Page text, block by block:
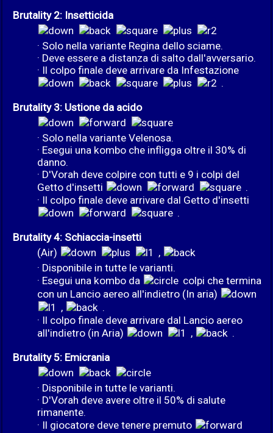
Brutality 2: Insetticida
· Solo nella variante Regina dello sciame.
· Deve essere a distanza di salto dall'avversario.
· Il colpo finale deve arrivare da Infestazione
.
Brutality 3: Ustione da acido
· Solo nella variante Velenosa.
· Esegui una kombo che infligga oltre il 30% di
danno.
· D'Vorah deve colpire con tutti e 9 i colpi del
Getto d'insetti
.
· Il colpo finale deve arrivare dal Getto d'insetti
.
Brutality 4: Schiaccia-insetti
(Air)
,
· Disponibile in tutte le varianti.
· Esegui una kombo da
colpi che termina
con un Lancio aereo all'indietro (In aria)
,
.
· Il colpo finale deve arrivare dal Lancio aereo
all'indietro (in Aria)
,
.
Brutality 5: Emicrania
· Disponibile in tutte le varianti.
· D'Vorah deve avere oltre il 50% di salute
rimanente.
· Il giocatore deve tenere premuto